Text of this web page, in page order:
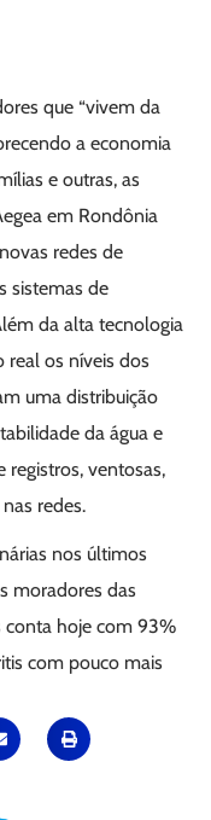
que “vivem da
a economia
e outras, as
em Rondônia
redes de
sistemas de
da alta tecnologia
os níveis dos
uma distribuição
da água e
registros, ventosas,
redes.
nos últimos
moradores das
conta hoje com 93%
com pouco mais